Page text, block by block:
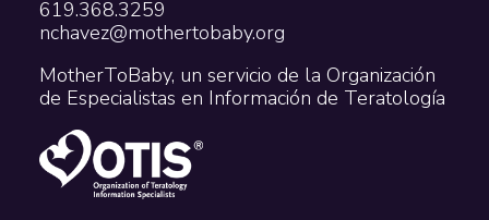
619.368.3259
nchavez@mothertobaby.org
MotherToBaby, un servicio de la Organización
de Especialistas en Información de Teratología